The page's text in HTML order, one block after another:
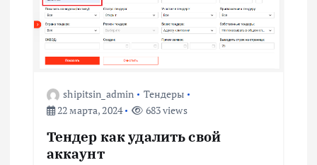
и
shipitsin_admin
Тендеры
22 марта, 2024
683 views
Тендер как удалить свой
аккаунт